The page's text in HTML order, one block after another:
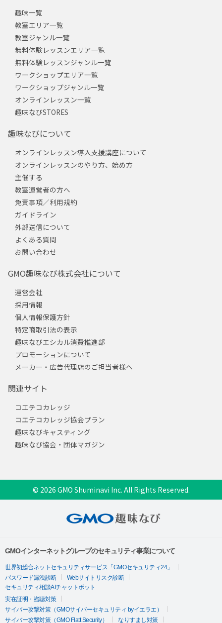
趣味一覧
教室エリア一覧
教室ジャンル一覧
無料体験レッスンエリア一覧
無料体験レッスンジャンル一覧
ワークショップエリア一覧
ワークショップジャンル一覧
オンラインレッスン一覧
趣味なびSTORES
趣味なびについて
オンラインレッスン導入支援講座について
オンラインレッスンのやり方、始め方
主催する
教室運営者の方へ
免責事項／利用規約
ガイドライン
外部送信について
よくある質問
お問い合わせ
GMO趣味なび株式会社について
運営会社
採用情報
個人情報保護方針
特定商取引法の表示
趣味なびエシカル消費推進部
プロモーションについて
メーカー・広告代理店のご担当者様へ
関連サイト
コエテコカレッジ
コエテコカレッジ協会プラン
趣味なびキャスティング
趣味なび協会・団体マガジン
© 2026 GMO Shuminavi Inc. All Rights Reserved.